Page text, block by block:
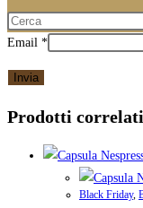
Email *
Prodotti correlati
Black Friday,